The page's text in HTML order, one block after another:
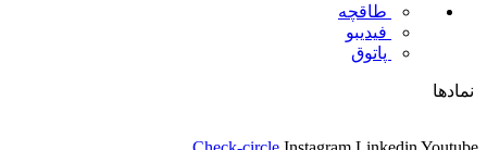
طاقچه
فیدیبو
پاتوق
نمادها